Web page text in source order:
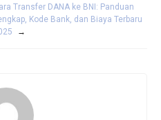
Transfer DANA ke BNI: Panduan
Kode Bank, dan Biaya Terbaru
→